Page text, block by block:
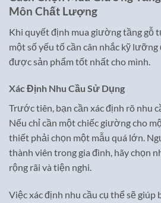
Môn Chất Lượng
Khi quyết định mua giường tầng gỗ
một số yếu tố cần cân nhắc kỹ
được sản phẩm tốt nhất cho mình.
Xác Định Nhu Cầu Sử Dụng
Trước tiên, bạn cần xác định rõ nhu
Nếu chỉ cần một chiếc giường cho
thiết phải chọn một mẫu quá lớn.
thành viên trong gia đình, hãy chọn
rộng rãi và tiện nghi.
Việc xác định nhu cầu cụ thể sẽ